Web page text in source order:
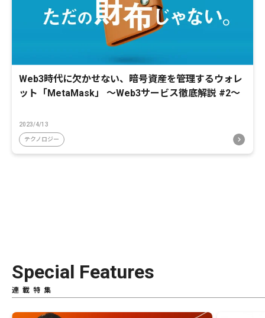
Web3時代に欠かせない、暗号資産を管理するウォレ
ット「MetaMask」 〜Web3サービス徹底解説 #2〜
2023/4/13
テクノロジー
Special Features
連載特集